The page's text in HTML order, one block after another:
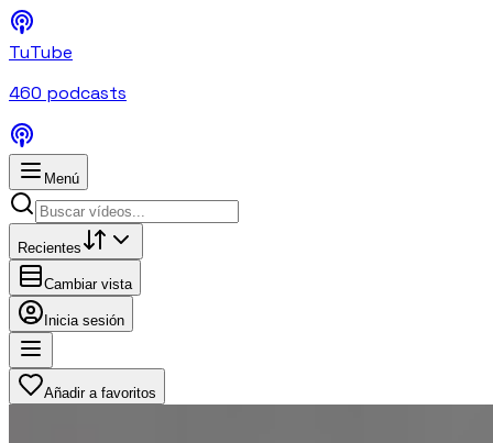
TuTube
460 podcasts
Menú
Recientes
Cambiar vista
Inicia sesión
Añadir a favoritos